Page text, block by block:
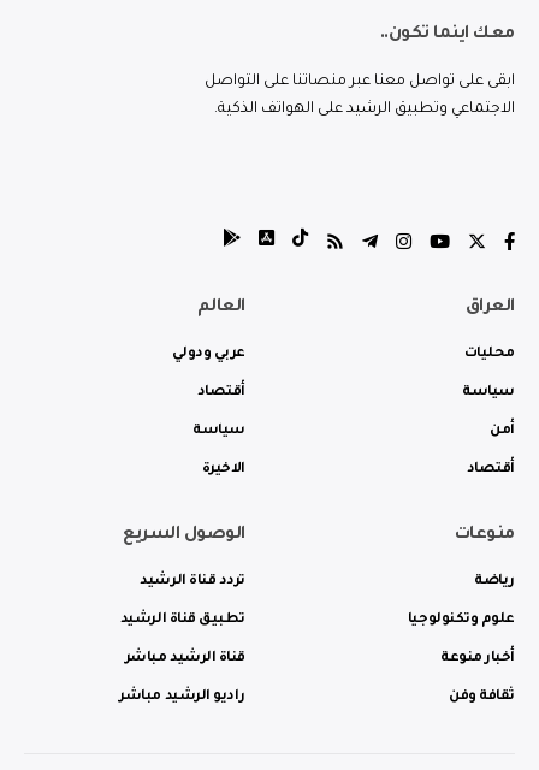
معك اينما تكون..
ابقى على تواصل معنا عبر منصاتنا على التواصل
الاجتماعي وتطبيق الرشيد على الهواتف الذكية.
العراق
محليات
سياسة
أمن
أقتصاد
العالم
عربي ودولي
أقتصاد
سياسة
الاخيرة
منوعات
رياضة
علوم وتكنولوجيا
أخبار منوعة
ثقافة وفن
الوصول السريع
تردد قناة الرشيد
تطبيق قناة الرشيد
قناة الرشيد مباشر
راديو الرشيد مباشر